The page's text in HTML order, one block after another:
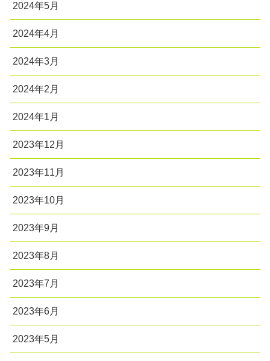
2024年5月
2024年4月
2024年3月
2024年2月
2024年1月
2023年12月
2023年11月
2023年10月
2023年9月
2023年8月
2023年7月
2023年6月
2023年5月